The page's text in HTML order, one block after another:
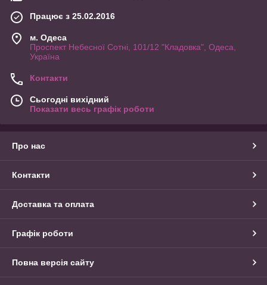
Працює з 25.02.2016
м. Одеса
Проспект Небесної Сотні, 101/12 "Кладовка", Одеса,
Україна
Контакти
Сьогодні вихідний
Показати весь графік роботи
Про нас
Контакти
Доставка та оплата
Графік роботи
Повна версія сайту